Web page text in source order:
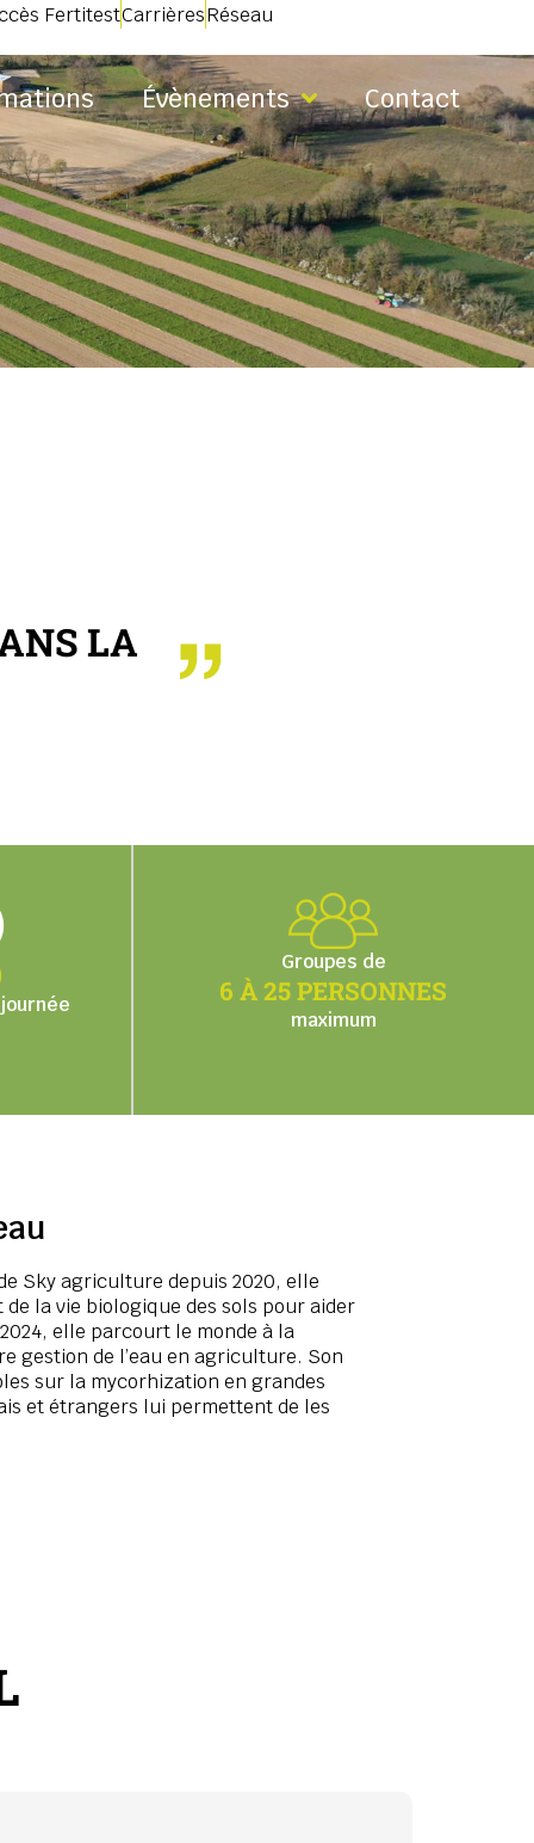
FertitestCarrièresRéseau
Évènements Contact
LA
Groupes de
6 À 25 PERSONNES
maximum
Sky agriculture depuis 2020, elle
la vie biologique des sols pour aider
elle parcourt le monde à la
gestion de l’eau en agriculture. Son
sur la mycorhization en grandes
et étrangers lui permettent de les